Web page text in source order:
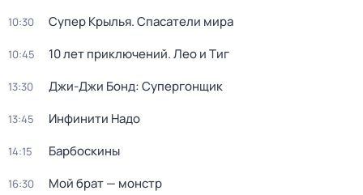
10:30 Супер Крылья. Спасатели мира
10:45 10 лет приключений. Лео и Тиг
13:30 Джи-Джи Бонд: Супергонщик
13:45 Инфинити Надо
14:15 Барбоскины
16:30 Мой брат — монстр